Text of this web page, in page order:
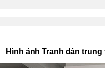
Hình ảnh Tranh dán